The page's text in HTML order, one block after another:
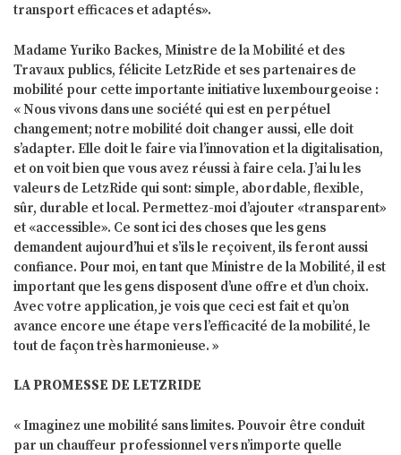
transport efficaces et adaptés».
Madame Yuriko Backes, Ministre de la Mobilité et des
Travaux publics, félicite LetzRide et ses partenaires de
mobilité pour cette importante initiative luxembourgeoise :
« Nous vivons dans une société qui est en perpétuel
changement; notre mobilité doit changer aussi, elle doit
s’adapter. Elle doit le faire via l’innovation et la digitalisation,
et on voit bien que vous avez réussi à faire cela. J’ai lu les
valeurs de LetzRide qui sont: simple, abordable, flexible,
sûr, durable et local. Permettez-moi d’ajouter «transparent»
et «accessible». Ce sont ici des choses que les gens
demandent aujourd’hui et s’ils le reçoivent, ils feront aussi
confiance. Pour moi, en tant que Ministre de la Mobilité, il est
important que les gens disposent d’une offre et d’un choix.
Avec votre application, je vois que ceci est fait et qu’on
avance encore une étape vers l’efficacité de la mobilité, le
tout de façon très harmonieuse. »
LA PROMESSE DE LETZRIDE
« Imaginez une mobilité sans limites. Pouvoir être conduit
par un chauffeur professionnel vers n’importe quelle